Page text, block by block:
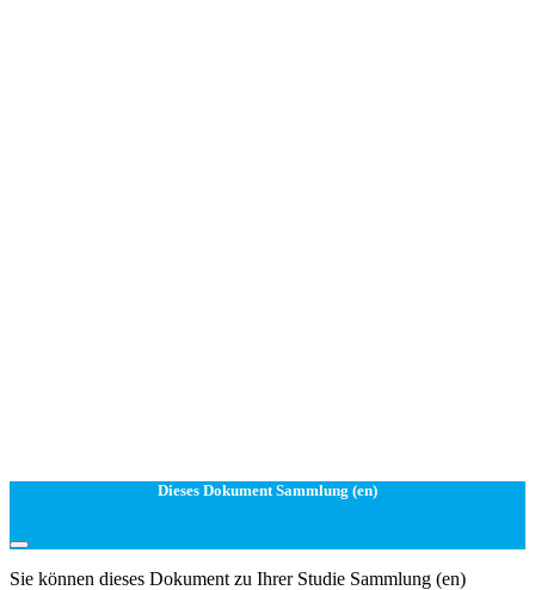
Dieses Dokument Sammlung (en)
Sie können dieses Dokument zu Ihrer Studie Sammlung (en)